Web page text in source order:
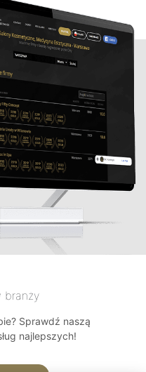
branży
Sprawdź naszą
najlepszych!